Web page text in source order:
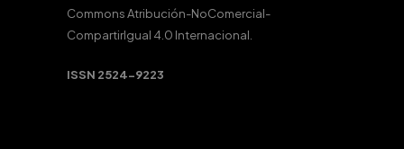
Commons Atribución-NoComercial-
CompartirIgual 4.0 Internacional.
ISSN 2524-9223